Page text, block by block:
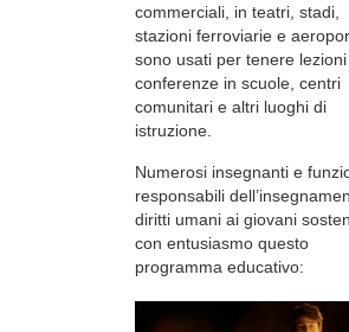
commerciali, in teatri, stadi,
stazioni ferroviarie e
sono usati per tenere
conferenze in scuole, centri
comunitari e altri luoghi di
istruzione.
Numerosi insegnanti e
responsabili
diritti umani ai giovani
con entusiasmo questo
programma educativo: